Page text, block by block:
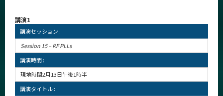
講演1
講演セッション :
Session 15 – RF PLLs
講演時間 :
現地時間2月13日午後1時半
講演タイトル :